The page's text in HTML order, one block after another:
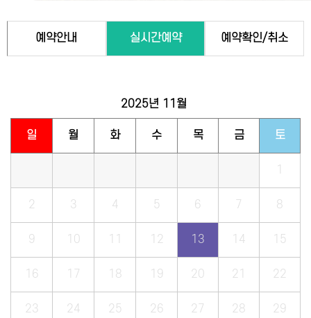
예약안내 실시간예약 예약확인/취소
2025년 11월
일 월 화 수 목 금 토
1
2 3 4 5 6 7 8
9 10 11 12 13 14 15
16 17 18 19 20 21 22
23 24 25 26 27 28 29